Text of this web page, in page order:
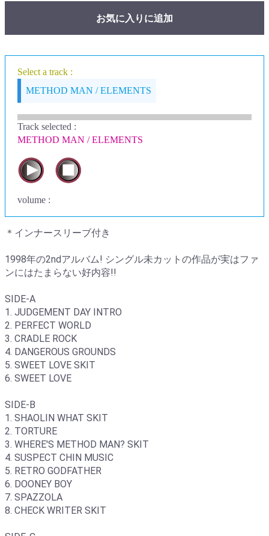
お気に入りに追加
Select a track :
METHOD MAN / ELEMENTS
Track selected :
METHOD MAN / ELEMENTS
volume :
＊インナースリーブ付き
1998年の2ndアルバム! シングル未カットの作品が実はファ
ンにはたまらない好内容!!
SIDE-A
1. JUDGEMENT DAY INTRO
2. PERFECT WORLD
3. CRADLE ROCK
4. DANGEROUS GROUNDS
5. SWEET LOVE SKIT
6. SWEET LOVE
SIDE-B
1. SHAOLIN WHAT SKIT
2. TORTURE
3. WHERE'S METHOD MAN? SKIT
4. SUSPECT CHIN MUSIC
5. RETRO GODFATHER
6. DOONEY BOY
7. SPAZZOLA
8. CHECK WRITER SKIT